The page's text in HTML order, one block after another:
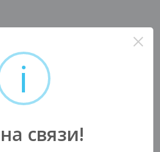
нет актуальных
Вашем городе :(
i
связи!
×